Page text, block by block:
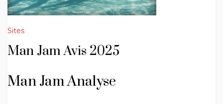
Sites
Man Jam Avis 2025
Man Jam Analyse